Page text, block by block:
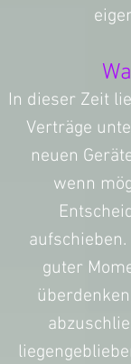
In dieser Zeit
Verträge
neuen
wenn
guter